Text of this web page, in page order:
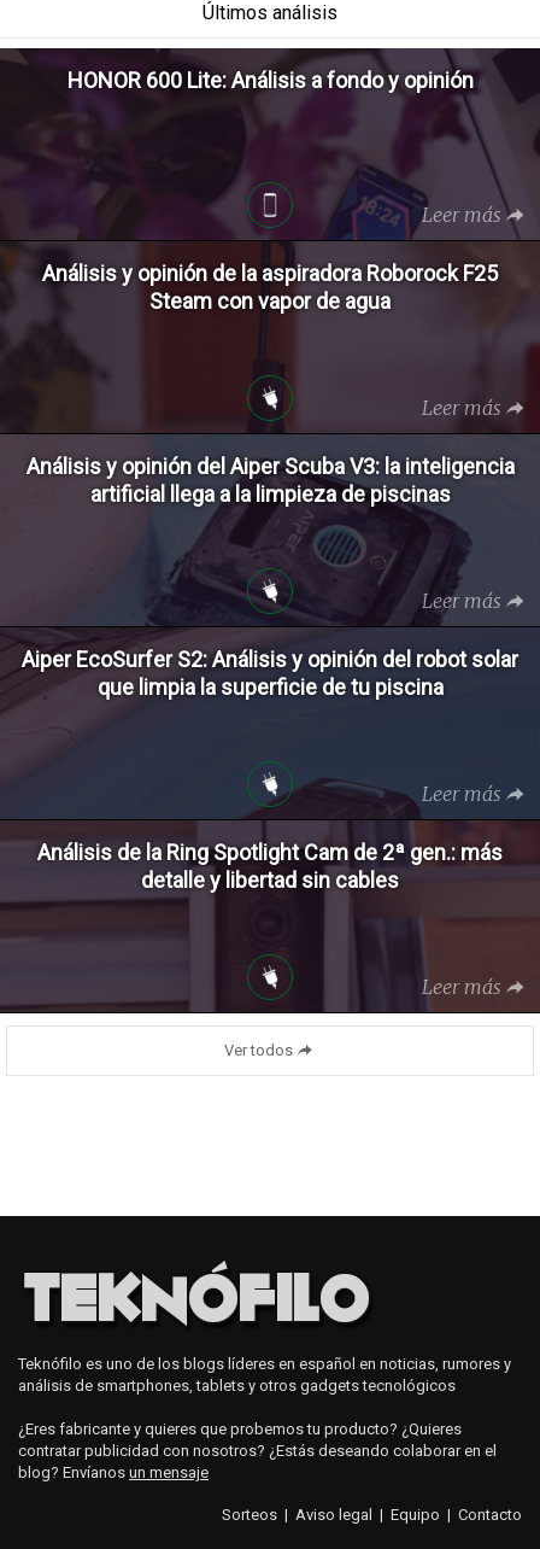
Últimos análisis
HONOR 600 Lite: Análisis a fondo y opinión
Leer más
Análisis y opinión de la aspiradora Roborock F25
Steam con vapor de agua
Leer más
Análisis y opinión del Aiper Scuba V3: la inteligencia
artificial llega a la limpieza de piscinas
Leer más
Aiper EcoSurfer S2: Análisis y opinión del robot solar
que limpia la superficie de tu piscina
Leer más
Análisis de la Ring Spotlight Cam de 2ª gen.: más
detalle y libertad sin cables
Leer más
Ver todos
Teknófilo es uno de los blogs líderes en español en noticias, rumores y
análisis de smartphones, tablets y otros gadgets tecnológicos
¿Eres fabricante y quieres que probemos tu producto? ¿Quieres
contratar publicidad con nosotros? ¿Estás deseando colaborar en el
blog? Envíanos un mensaje
Sorteos | Aviso legal | Equipo | Contacto